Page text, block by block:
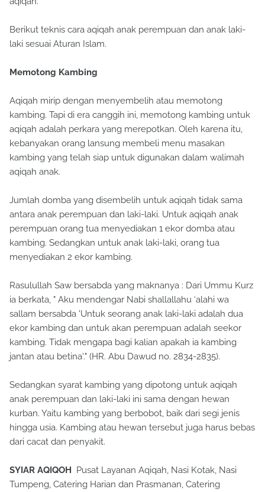
Berikut teknis cara aqiqah anak perempuan dan anak laki-
laki sesuai Aturan Islam.
Memotong Kambing
Aqiqah mirip dengan menyembelih atau memotong
kambing. Tapi di era canggih ini, memotong kambing untuk
aqiqah adalah perkara yang merepotkan. Oleh karena itu,
kebanyakan orang lansung membeli menu masakan
kambing yang telah siap untuk digunakan dalam walimah
aqiqah anak.
Jumlah domba yang disembelih untuk aqiqah tidak sama
antara anak perempuan dan laki-laki. Untuk aqiqah anak
perempuan orang tua menyediakan 1 ekor domba atau
kambing. Sedangkan untuk anak laki-laki, orang tua
menyediakan 2 ekor kambing.
Rasulullah Saw bersabda yang maknanya : Dari Ummu Kurz
ia berkata, " Aku mendengar Nabi shallallahu ‘alahi wa
sallam bersabda 'Untuk seorang anak laki-laki adalah dua
ekor kambing dan untuk akan perempuan adalah seekor
kambing. Tidak mengapa bagi kalian apakah ia kambing
jantan atau betina'." (HR. Abu Dawud no. 2834-2835).
Sedangkan syarat kambing yang dipotong untuk aqiqah
anak perempuan dan laki-laki ini sama dengan hewan
kurban. Yaitu kambing yang berbobot, baik dari segi jenis
hingga usia. Kambing atau hewan tersebut juga harus bebas
dari cacat dan penyakit.
SYIAR AQIQOH
Pusat Layanan Aqiqah, Nasi Kotak, Nasi
Tumpeng, Catering Harian dan Prasmanan, Catering